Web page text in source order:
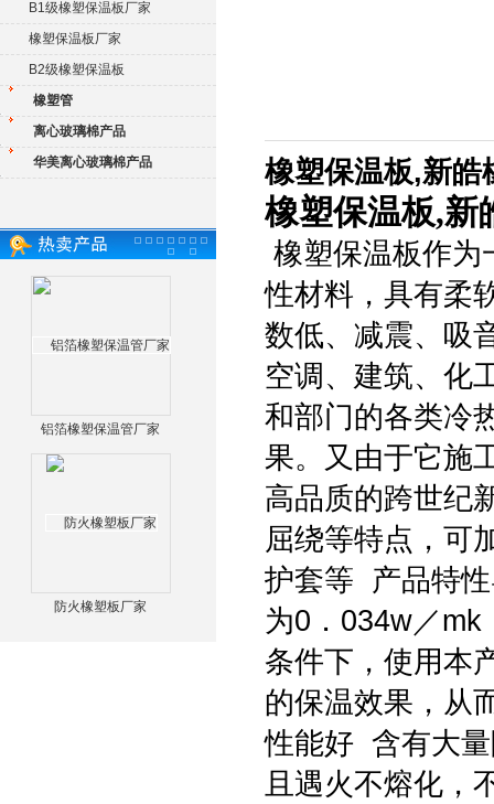
B1级橡塑保温板厂家
橡塑保温板厂家
B2级橡塑保温板
橡塑管
离心玻璃棉产品
华美离心玻璃棉产品
铝箔橡塑保温管厂家
防火橡塑板厂家
橡塑保温板,新皓
橡塑保温板,新
橡塑保温板作为
性材料，具有柔
数低、减震、吸
空调、建筑、化
和部门的各类冷
果。又由于它施
高品质的跨世纪
屈绕等特点，可
护套等 产品特
为0．034w／
条件下，使用本
的保温效果，从
性能好 含有大
且遇火不熔化，